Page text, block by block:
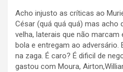
Acho injusto as críticas ao
César (quá quá quá) mas acho
velha, laterais que não
bola e entregam ao adversário.
na zaga. É caro? É dificil de
gastou com Moura,